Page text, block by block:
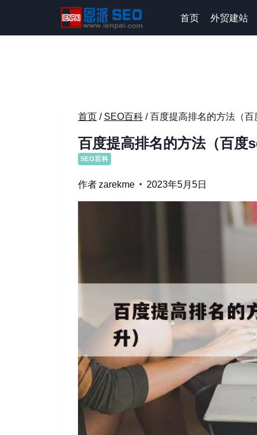
内
首页 外贸建站
首页 / SEO百科 / 百度提高排名的方法（百
百度提高排名的方法（百度
SEO百科
作者zarekme 2023年5月5日